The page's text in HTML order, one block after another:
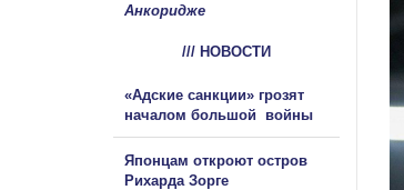
Анкоридже
/// НОВОСТИ
«Адские санкции» грозят
началом большой войны
Японцам откроют остров
Рихарда Зорге